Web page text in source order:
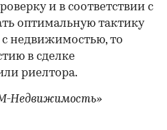
и в соответствии с
оптимальную тактику
недвижимостью, то
в сделке
риелтора.
Недвижимость»